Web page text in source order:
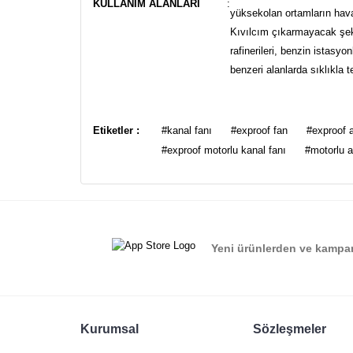
KULLANIM ALANLARI
:
yüksekolan ortamların
Kıvılcım çıkarmayacak
rafinerileri, benzin
benzeri alanlarda sıklıkla
Ürün açıklamasında eksik bilgiler bulunuyor.
Bu ürüne benzer farklı alternatifler olmalı.
Etiketler : #kanal fanı #exproof fan
#exproof
#exproof motorlu kanal fanı
#motorlu
Yeni ürünlerden ve
Kurumsal Sözleşmeler